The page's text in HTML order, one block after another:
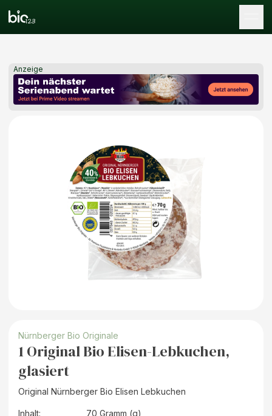
Anzeige
Nürnberger Bio Originale
1 Original Bio Elisen-Lebkuchen,
glasiert
Original Nürnberger Bio Elisen Lebkuchen
Inhalt:
70 Gramm (g)